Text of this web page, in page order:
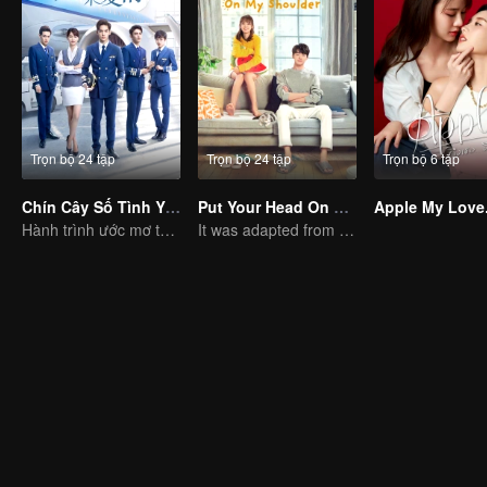
Trọn bộ 24 tập
Chín Cây Số Tình Yêu
Hành trình ước mơ tuổi trẻ của học viên hàng không
Trọn bộ 24 tập
Put Your Head On My Shoulder (Eng Dub)
It was adapted from the same series of novels as "A Love so Beautiful"
Trọn bộ 6 tập
Apple My